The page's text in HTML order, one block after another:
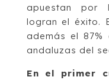
apuestan por
logran el éxito.
además el
andaluzas del
En el primer